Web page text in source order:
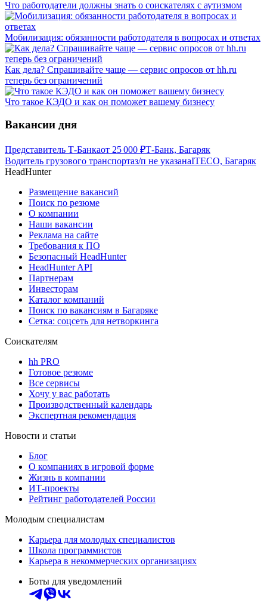
Что работодатели должны знать о соискателях с аутизмом
Мобилизация: обязанности работодателя в вопросах и ответах
Как дела? Спрашивайте чаще — сервис опросов от hh.ru
теперь без ограничений
Что такое КЭДО и как он поможет вашему бизнесу
Вакансии дня
Представитель Т-Банкаот 25 000 ₽Т-Банк, Багаряк
Водитель грузового транспортаз/п не указанаITECO, Багаряк
HeadHunter
Размещение вакансий
Поиск по резюме
О компании
Наши вакансии
Реклама на сайте
Требования к ПО
Безопасный HeadHunter
HeadHunter API
Партнерам
Инвесторам
Каталог компаний
Поиск по вакансиям в Багаряке
Сетка: соцсеть для нетворкинга
Соискателям
hh PRO
Готовое резюме
Все сервисы
Хочу у вас работать
Производственный календарь
Экспертная рекомендация
Новости и статьи
Блог
О компаниях в игровой форме
Жизнь в компании
ИТ-проекты
Рейтинг работодателей России
Молодым специалистам
Карьера для молодых специалистов
Школа программистов
Карьера в некоммерческих организациях
Боты для уведомлений